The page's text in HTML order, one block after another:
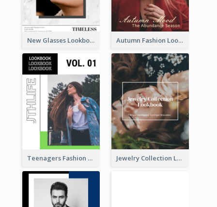
New Glasses Lookbook Autumn Fashion Lookbook
Teenagers Fashion Lookbook Jewelry Collection Lookbook